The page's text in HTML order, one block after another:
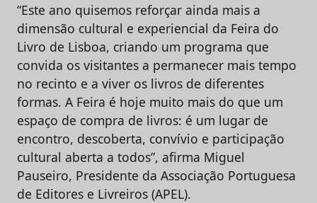
“Este ano quisemos reforçar ainda mais a
dimensão cultural e experiencial da Feira do
Livro de Lisboa, criando um programa que
convida os visitantes a permanecer mais tempo
no recinto e a viver os livros de diferentes
formas. A Feira é hoje muito mais do que um
espaço de compra de livros: é um lugar de
encontro, descoberta, convívio e participação
cultural aberta a todos”, afirma Miguel
Pauseiro, Presidente da Associação Portuguesa
de Editores e Livreiros (APEL).